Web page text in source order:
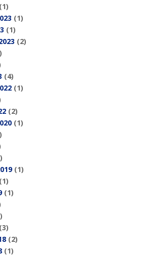
(1)
(1)
(2)
(4)
(1)
(2)
(1)
(1)
(1)
(3)
(2)
(1)